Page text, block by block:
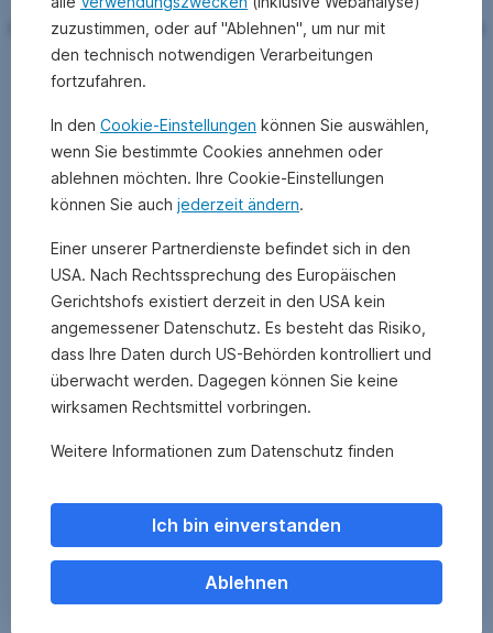
Aber vielleicht finden Sie ja bei den noch offenen Positionen
eine passende:
zuzustimmen, oder auf "Ablehnen", um nur mit
den technisch notwendigen Verarbeitungen
fortzufahren.
In den Cookie-Einstellungen können Sie auswählen,
wenn Sie bestimmte Cookies annehmen oder
ablehnen möchten. Ihre Cookie-Einstellungen
können Sie auch jederzeit ändern.
Einer unserer Partnerdienste befindet sich in den
USA. Nach Rechtssprechung des Europäischen
Gerichtshofs existiert derzeit in den USA kein
angemessener Datenschutz. Es besteht das Risiko,
dass Ihre Daten durch US-Behörden kontrolliert und
überwacht werden. Dagegen können Sie keine
wirksamen Rechtsmittel vorbringen.
Weitere Informationen zum Datenschutz finden
Ich bin einverstanden
Ablehnen